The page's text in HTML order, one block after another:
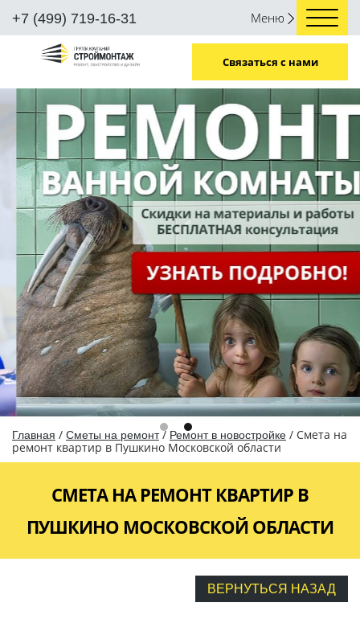
+7 (499) 719-16-31 Меню
Связаться с нами
Главная / Сметы на ремонт/ Ремонт в новостройке / Смета на
ремонт квартир в Пушкино Московской области
СМЕТА НА РЕМОНТ КВАРТИР В
ПУШКИНО МОСКОВСКОЙ ОБЛАСТИ
ВЕРНУТЬСЯ НАЗАД